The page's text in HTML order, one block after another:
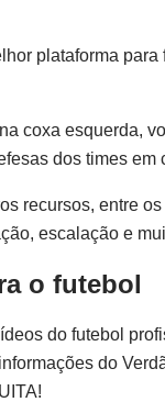
plataforma para
coxa esquerda,
dos times em
recursos, entre
escalação e
o futebol
do futebol
do